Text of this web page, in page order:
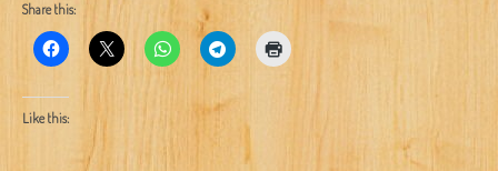
Share this:
Like this: